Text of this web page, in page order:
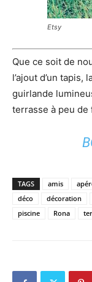
Etsy
Que ce soit de
l’ajout d’un tapis,
guirlande
terrasse à peu
TAGS amis
déco
décoration
piscine
Rona